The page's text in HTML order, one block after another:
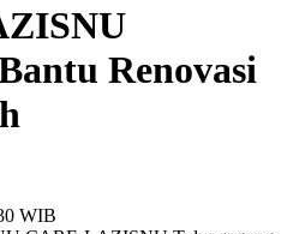
Renovasi
WIB